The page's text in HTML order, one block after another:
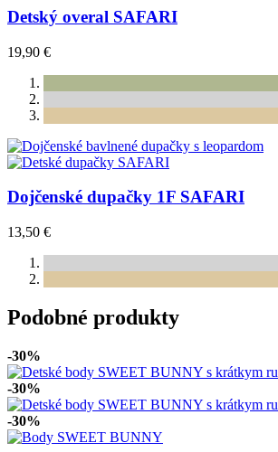
Detský overal SAFARI
19,90 €
Dojčenské dupačky 1F SAFARI
13,50 €
Podobné produkty
-30%
-30%
-30%